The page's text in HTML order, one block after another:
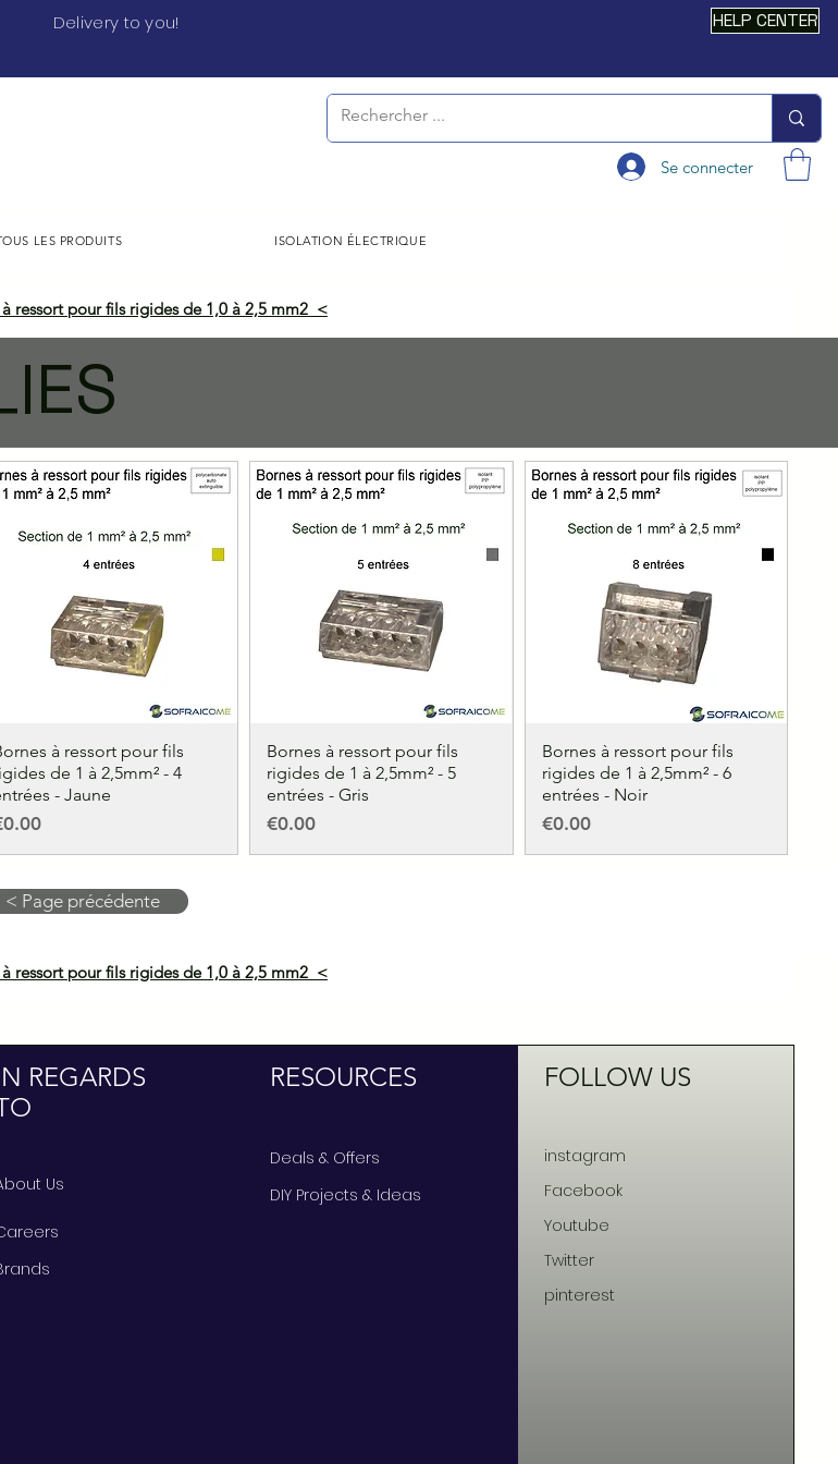
Delivery to you! HELP CENTER
Se connecter
LES PRODUITS ISOLATION ÉLECTRIQUE
à ressort pour fils rigides de 1,0 à 2,5 mm2 <
à ressort pour fils
de 1 à 2,5mm² - 4
- Jaune
Bornes à ressort pour fils
rigides de 1 à 2,5mm² - 5
entrées - Gris
Price
€0.00
Bornes à ressort pour fils
rigides de 1 à 2,5mm² - 6
entrées - Noir
Price
€0.00
< Page précédente
à ressort pour fils rigides de 1,0 à 2,5 mm2 <
REGARDS
Us
RESOURCES
Deals & Offers
DIY Projects & Ideas
FOLLOW US
instagram
Facebook
Youtube
Twitter
pinterest